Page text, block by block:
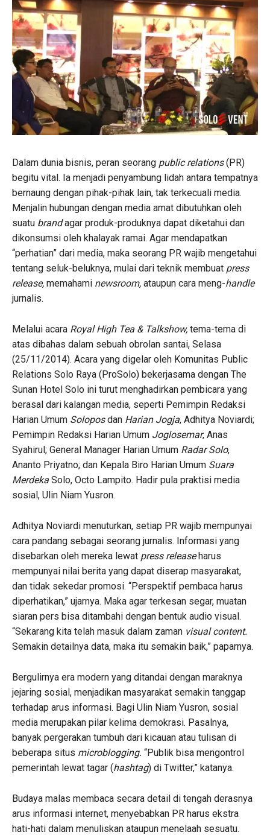
Dalam dunia bisnis, peran seorang public relations(PR)
begitu vital. Ia menjadi penyambung lidah antara tempatnya
bernaung dengan pihak-pihak lain, tak terkecuali media.
Menjalin hubungan dengan media amat dibutuhkan oleh
suatu brandagar produk-produknya dapat diketahui dan
dikonsumsi oleh khalayak ramai. Agar mendapatkan
“perhatian” dari media, maka seorang PR wajib mengetahui
tentang seluk-beluknya, mulai dari teknik membuat press
release, memahami newsroom, ataupun cara meng-handle
jurnalis.
Melalui acara Royal High Tea & Talkshow, tema-tema di
atas dibahas dalam sebuah obrolan santai, Selasa
(25/11/2014). Acara yang digelar oleh Komunitas Public
Relations Solo Raya (ProSolo) bekerjasama dengan The
Sunan Hotel Solo ini turut menghadirkan pembicara yang
berasal dari kalangan media, seperti Pemimpin Redaksi
Harian Umum Soloposdan Harian Jogja, Adhitya Noviardi;
Pemimpin Redaksi Harian Umum Joglosemar, Anas
Syahirul; General Manager Harian Umum Radar Solo,
Ananto Priyatno; dan Kepala Biro Harian Umum Suara
Merdeka Solo, Octo Lampito. Hadir pula praktisi media
sosial, Ulin Niam Yusron.
Adhitya Noviardi menuturkan, setiap PR wajib mempunyai
cara pandang sebagai seorang jurnalis. Informasi yang
disebarkan oleh mereka lewat press releaseharus
mempunyai nilai berita yang dapat diserap masyarakat,
dan tidak sekedar promosi. “Perspektif pembaca harus
diperhatikan,” ujarnya. Maka agar terkesan segar, muatan
siaran pers bisa ditambahi dengan bentuk audio visual.
“Sekarang kita telah masuk dalam zaman visual content.
Semakin detailnya data, maka itu semakin baik,” paparnya.
Bergulirnya era modern yang ditandai dengan maraknya
jejaring sosial, menjadikan masyarakat semakin tanggap
terhadap arus informasi. Bagi Ulin Niam Yusron, sosial
media merupakan pilar kelima demokrasi. Pasalnya,
banyak pergerakan tumbuh dari kicauan atau tulisan di
beberapa situs microblogging. “Publik bisa mengontrol
pemerintah lewat tagar (hashtag) di Twitter,” katanya.
Budaya malas membaca secara detail di tengah derasnya
arus informasi internet, menyebabkan PR harus ekstra
hati-hati dalam menuliskan ataupun menelaah sesuatu.